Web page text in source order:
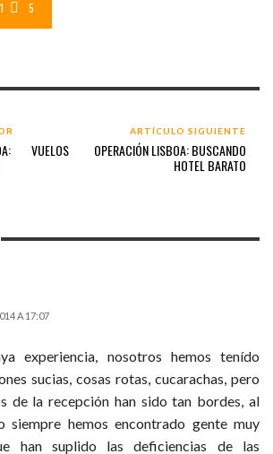
5
VUELOS
ARTÍCULO SIGUIENTE
OPERACIÓN LISBOA: BUSCANDO
HOTEL BARATO
A 17:07
experiencia, nosotros hemos tenído
sucias, cosas rotas, cucarachas, pero
de la recepción han sido tan bordes, al
siempre hemos encontrado gente muy
han suplido las deficiencias de las